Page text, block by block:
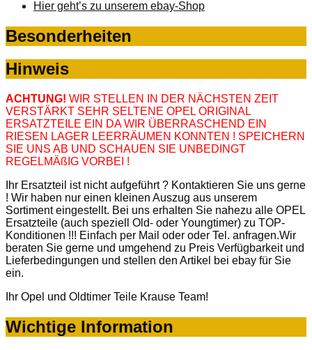
Hier geht’s zu unserem ebay-Shop
Besonderheiten
Hinweis
ACHTUNG! WIR STELLEN IN DER NÄCHSTEN ZEIT
VERSTÄRKT SEHR SELTENE OPEL ORIGINAL
ERSATZTEILE EIN DA WIR ÜBERRASCHEND EIN
RIESEN LAGER LEERRÄUMEN KONNTEN ! SPEICHERN
SIE UNS AB UND SCHAUEN SIE UNBEDINGT
REGELMÄßIG VORBEI !
Ihr Ersatzteil ist nicht aufgeführt ? Kontaktieren Sie uns gerne
! Wir haben nur einen kleinen Auszug aus unserem
Sortiment eingestellt. Bei uns erhalten Sie nahezu alle OPEL
Ersatzteile (auch speziell Old- oder Youngtimer) zu TOP-
Konditionen !!! Einfach per Mail oder oder Tel. anfragen.Wir
beraten Sie gerne und umgehend zu Preis Verfügbarkeit und
Lieferbedingungen und stellen den Artikel bei ebay für Sie
ein.
Ihr Opel und Oldtimer Teile Krause Team!
Wichtige Information